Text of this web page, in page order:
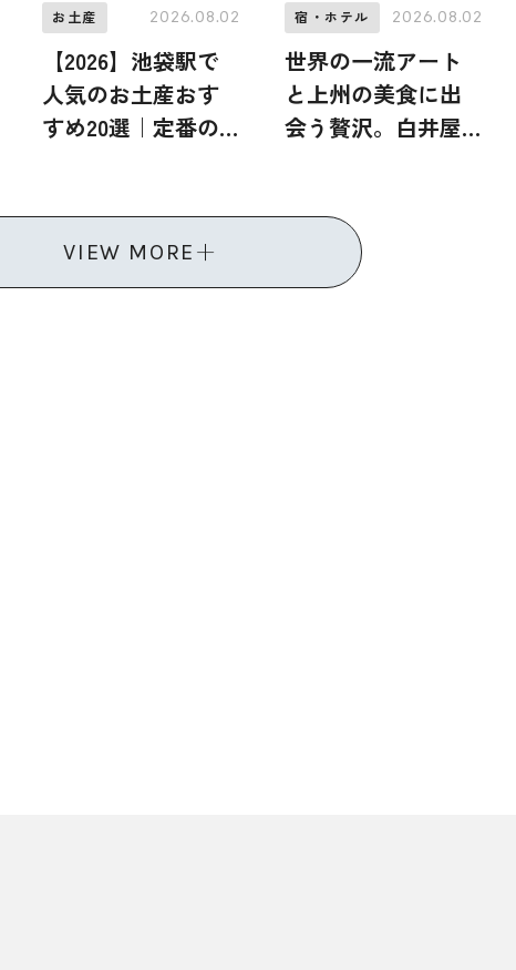
お土産 2026.08.02
【2026】池袋駅で
人気のお土産おす
すめ20選｜定番の
お土産、ばらまき
用まで幅広く紹介
宿・ホテル 2026.08.02
世界の一流アート
と上州の美食に出
会う贅沢。白井屋
旅
VIEW MORE